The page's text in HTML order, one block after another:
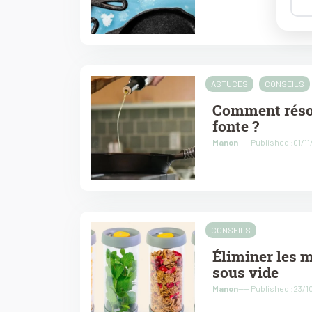
ASTUCES CONSEILS
Comment
fonte ?
Manon---- Published :01/
CONSEILS
Éliminer les
sous vide
Manon---- Published :23/